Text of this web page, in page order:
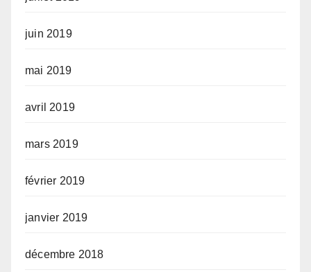
juin 2019
mai 2019
avril 2019
mars 2019
février 2019
janvier 2019
décembre 2018